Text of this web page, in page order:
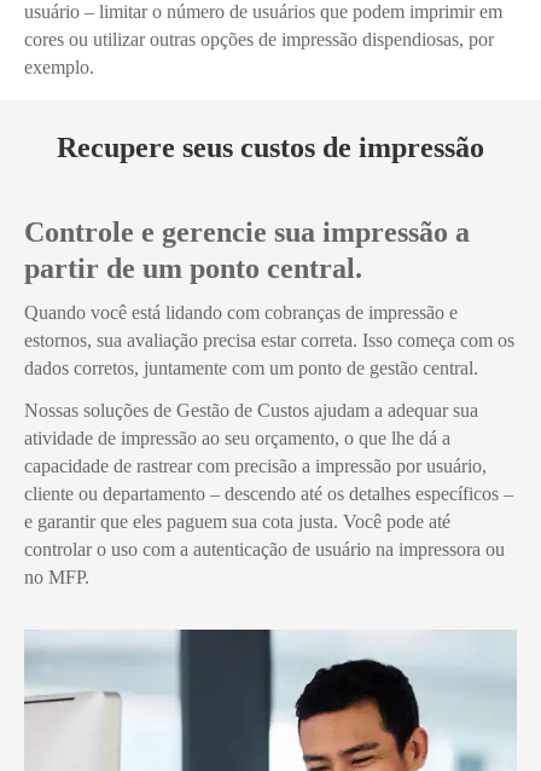
usuário – limitar o número de usuários que podem imprimir em
cores ou utilizar outras opções de impressão dispendiosas, por
exemplo.
Recupere seus custos de impressão
Controle e gerencie sua impressão a
partir de um ponto central.
Quando você está lidando com cobranças de impressão e
estornos, sua avaliação precisa estar correta. Isso começa com os
dados corretos, juntamente com um ponto de gestão central.
Nossas soluções de Gestão de Custos ajudam a adequar sua
atividade de impressão ao seu orçamento, o que lhe dá a
capacidade de rastrear com precisão a impressão por usuário,
cliente ou departamento – descendo até os detalhes específicos –
e garantir que eles paguem sua cota justa. Você pode até
controlar o uso com a autenticação de usuário na impressora ou
no MFP.